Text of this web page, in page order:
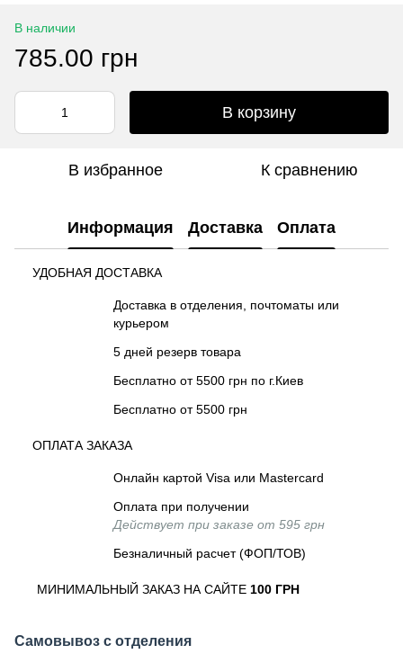
В наличии
785.00 грн
В корзину
В избранное К сравнению
Информация Доставка Оплата
УДОБНАЯ ДОСТАВКА
Доставка в отделения, почтоматы или
курьером
5 дней резерв товара
Бесплатно от 5500 грн по г.Киев
Бесплатно от 5500 грн
ОПЛАТА ЗАКАЗА
Онлайн картой Visa или Mastercard
Оплата при получении
Действует при заказе от 595 грн
Безналичный расчет (ФОП/ТОВ)
МИНИМАЛЬНЫЙ ЗАКАЗ НА САЙТЕ 100 ГРН
Самовывоз с отделения